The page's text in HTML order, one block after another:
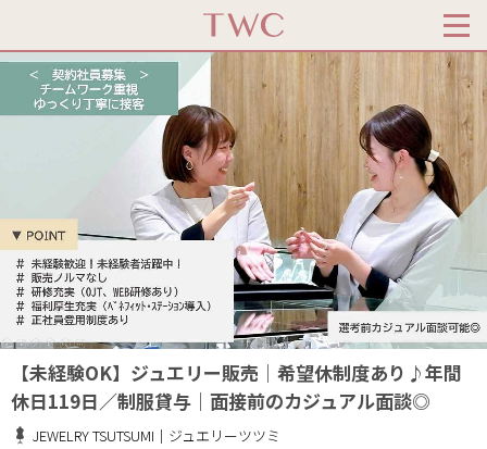
【未経験OK】ジュエリー販売｜希望休制度あり♪年間
休日119日／制服貸与｜面接前のカジュアル面談◎
JEWELRY TSUTSUMI｜ジュエリーツツミ